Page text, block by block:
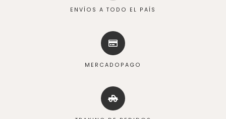
ENVÍOS A TODO EL PAÍS
MERCADOPAGO